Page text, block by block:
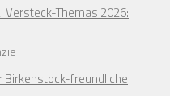
Themas 2026:
freundliche